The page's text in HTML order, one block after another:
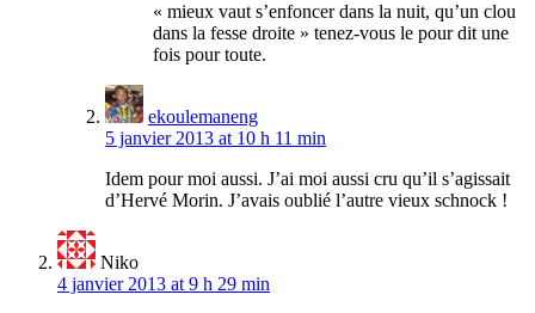
« mieux vaut s’enfoncer dans la nuit, qu’un clou
dans la fesse droite » tenez-vous le pour dit une
fois pour toute.
ekoulemaneng
5 janvier 2013 at 10 h 11 min
Idem pour moi aussi. J’ai moi aussi cru qu’il s’agissait
d’Hervé Morin. J’avais oublié l’autre vieux schnock !
Niko
4 janvier 2013 at 9 h 29 min